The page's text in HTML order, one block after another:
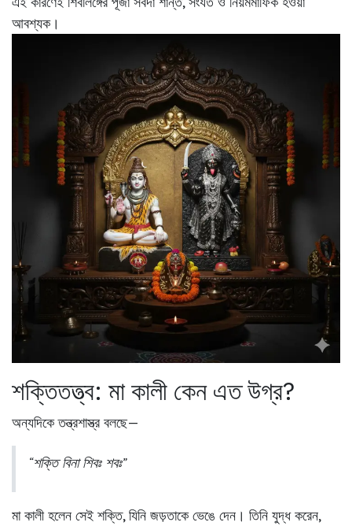
আবশ্যক।
শক্তিতত্ত্ব: মা কালী কেন এত উগ্র?
অন্যদিকে তন্ত্রশাস্ত্র বলছে—
“শক্তি বিনা শিবঃ শবঃ”
মা কালী হলেন সেই শক্তি, যিনি জড়তাকে ভেঙে দেন। তিনি যুদ্ধ করেন,